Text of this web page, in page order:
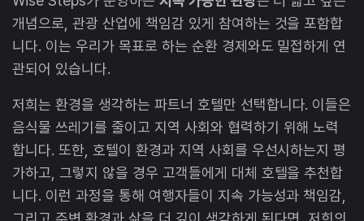
개념으로, 관광 산업에 책임감 있게 참여하는 것을 포함합
니다. 이는 우리가 목표로 하는 순환 경제와도 밀접하게 연
관되어 있습니다.
저희는 환경을 생각하는 파트너 호텔만 선택합니다. 이들은
음식물 쓰레기를 줄이고 지역 사회와 협력하기 위해 노력
합니다. 또한, 호텔이 환경과 지역 사회를 우선시하는지 평
가하고, 그렇지 않을 경우 고객들에게 대체 호텔을 추천합
니다. 이런 과정을 통해 여행자들이 지속 가능성과 책임감,